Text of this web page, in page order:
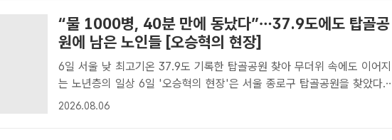
“물 1000병, 40분 만에 동났다”…37.9도에도 탑골공
원에 남은 노인들 [오승혁의 현장]
6일 서울 낮 최고기온 37.9도 기록한 탑골공원 찾아 무더위 속에도 이어지
는 노년층의 일상 6일 '오승혁의 현장'은 서울 종로구 탑골공원을 찾았다.
무더위 속 노년층의 온열 질환 방지를 위해 배포된 아리수 1000병이 40분
2026.08.06